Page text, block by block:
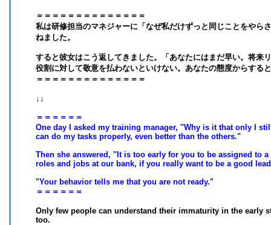
＝＝＝＝＝＝＝＝＝＝＝＝＝＝
私は研修担当のマネジャーに「なぜ私だけずっと同じことをやら
ねました。
すると彼女はこう返してきました。「あなたにはまだ早い。将来
役割に対して敬意を払わないといけない。あなたの態度からする
＝＝＝＝＝＝＝＝＝＝＝＝＝＝
↓↓
＝＝＝＝＝＝
One day I asked my training manager, "Why is it that only I
can do my tasks properly, even better than the others."
Then she answered, "It is too early for you to be assigned to
roles and jobs at our bank, if you really want to be a good
"Your behavior tells me that you are not ready."
＝＝＝＝＝＝
Only few people can understand their immaturity in the early
too.